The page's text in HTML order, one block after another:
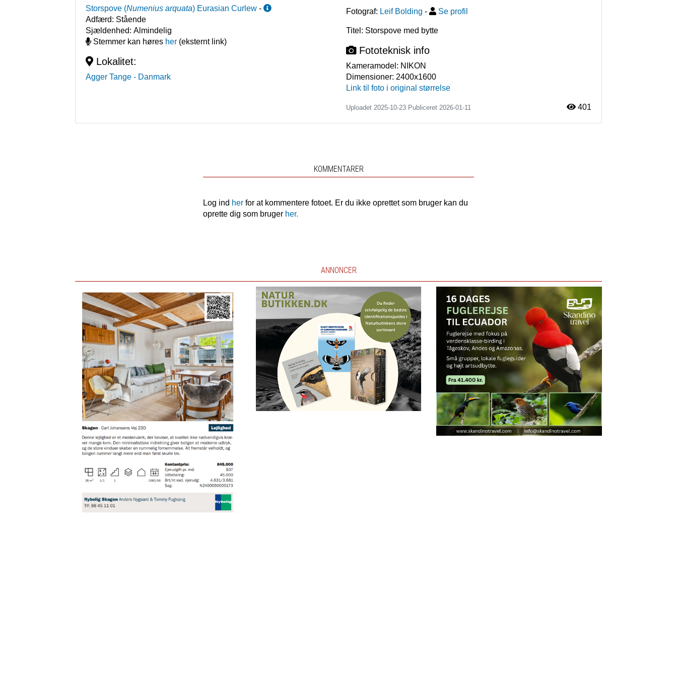
Storspove (Numenius arquata) Eurasian Curlew -
Adfærd: Stående
Sjældenhed:Almindelig
Stemmer kan høres her (eksternt link)
Lokalitet:
Agger Tange - Danmark
Fotograf: Leif Bolding - Se profil
Titel: Storspove med bytte
Fototeknisk info
Kameramodel: NIKON
Dimensioner: 2400x1600
Link til foto i original størrelse
Uploadet 2025-10-23 Publiceret 2026-01-11 401
KOMMENTARER
Log ind her for at kommentere fotoet. Er du ikke oprettet som bruger kan du
oprette dig som bruger her.
ANNONCER